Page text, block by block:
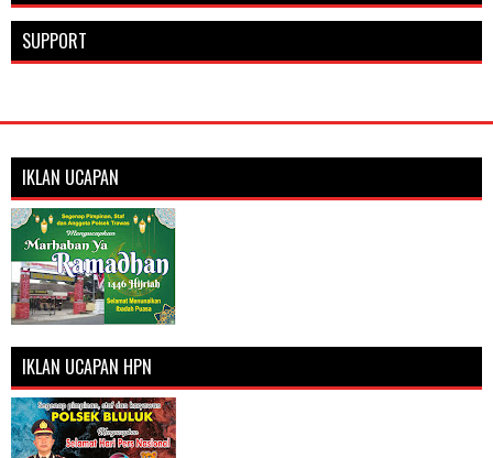
SUPPORT
IKLAN UCAPAN
IKLAN UCAPAN HPN